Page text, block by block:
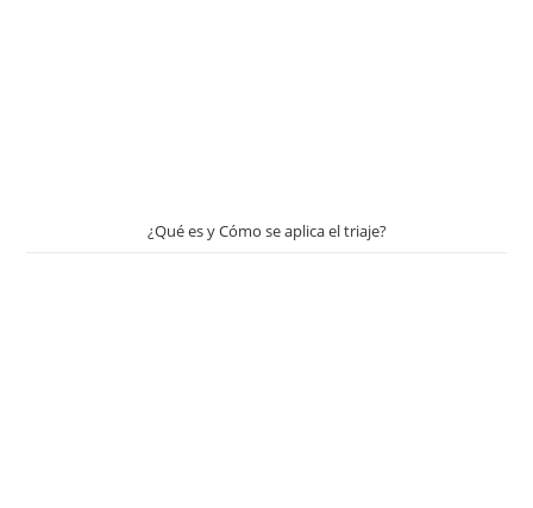
¿Qué es y Cómo se aplica el triaje?